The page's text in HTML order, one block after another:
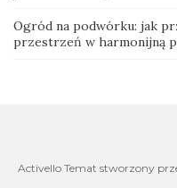
Ogród na podwórku: jak
przestrzeń w harmonijną
Activello Temat stworzony